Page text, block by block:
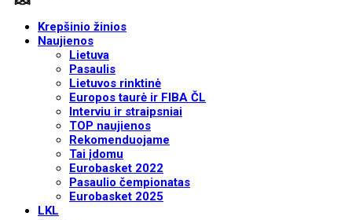
Krepšinio žinios
Naujienos
Lietuva
Pasaulis
Lietuvos rinktinė
Europos taurė ir FIBA ČL
Interviu ir straipsniai
TOP naujienos
Rekomenduojame
Tai įdomu
Eurobasket 2022
Pasaulio čempionatas
Eurobasket 2025
LKL